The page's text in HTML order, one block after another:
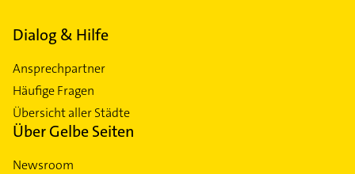
Dialog & Hilfe
Ansprechpartner
Häufige Fragen
Übersicht aller Städte
Über Gelbe Seiten
Newsroom